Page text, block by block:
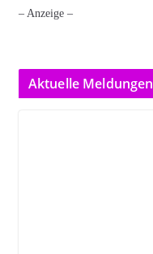
– Anzeige –
Aktuelle Meldungen